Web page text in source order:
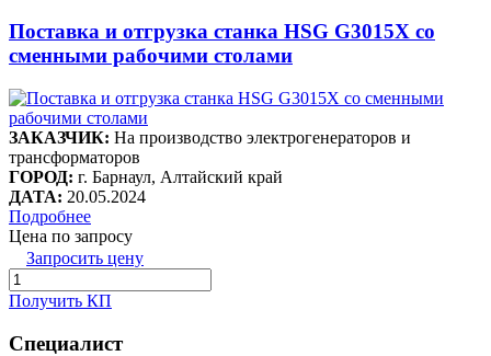
Поставка и отгрузка станка HSG G3015X со
сменными рабочими столами
ЗАКАЗЧИК: На производство электрогенераторов и
трансформаторов
ГОРОД: г. Барнаул, Алтайский край
ДАТА: 20.05.2024
Подробнее
Цена по запросу
Запросить цену
Получить КП
Специалист